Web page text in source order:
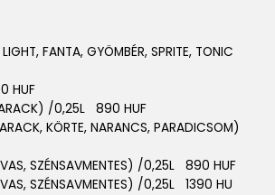
FANTA, GYÖMBÉR, SPRITE, TONIC
HUF
/0,25L 890 HUF
KÖRTE, NARANCS, PARADICSOM)
SZÉNSAVMENTES) /0,25L 890 HUF
SZÉNSAVMENTES) /0,25L 1390 HU